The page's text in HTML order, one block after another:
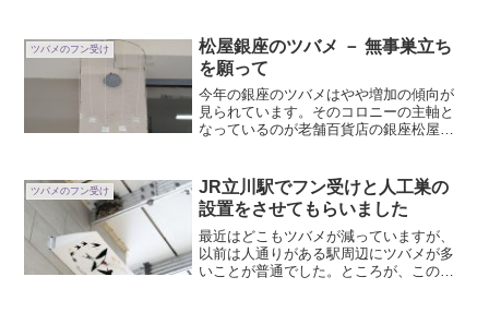
化や生態を科学的データや標本に基づい
て学ぶことのでき...
ツバメのフン受け
松屋銀座のツバメ － 無事巣立ち
を願って
今年の銀座のツバメはやや増加の傾向が
見られています。そのコロニーの主軸と
なっているのが老舗百貨店の銀座松屋さ
の風物詩として、多くの人に親しまれて
きました。かつてはた...
ツバメのフン受け
JR立川駅でフン受けと人工巣の
設置をさせてもらいました
最近はどこもツバメが減っていますが、
以前は人通りがある駅周辺にツバメが多
いことが普通でした。ところが、このご